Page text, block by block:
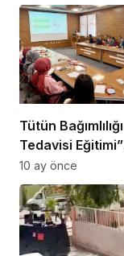
Tütün Bağımlılığı
Tedavisi Eğitimi”
düzenlendi
10 ay önce